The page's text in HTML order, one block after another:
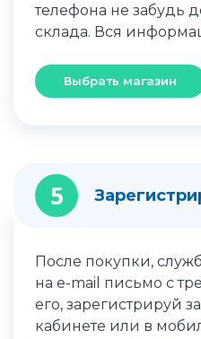
телефона не забудь
склада. Вся
Выбрать магазин
5
После покупки,
на e-mail письмо с
его, зарегистрируй
кабинете или в